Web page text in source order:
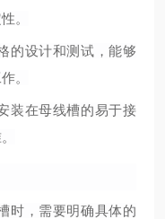
。
的设计和测试，能够
。
装在母线槽的易于接
时，需要明确具体的